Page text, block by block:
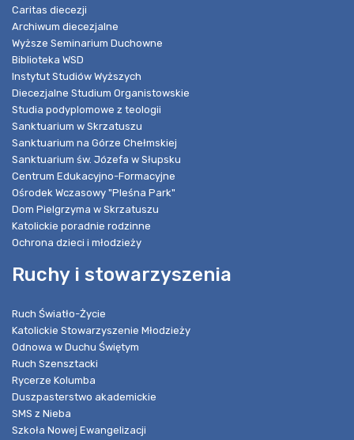
Caritas diecezji
Archiwum diecezjalne
Wyższe Seminarium Duchowne
Biblioteka WSD
Instytut Studiów Wyższych
Diecezjalne Studium Organistowskie
Studia podyplomowe z teologii
Sanktuarium w Skrzatuszu
Sanktuarium na Górze Chełmskiej
Sanktuarium św. Józefa w Słupsku
Centrum Edukacyjno-Formacyjne
Ośrodek Wczasowy "Pleśna Park"
Dom Pielgrzyma w Skrzatuszu
Katolickie poradnie rodzinne
Ochrona dzieci i młodzieży
Ruchy i stowarzyszenia
Ruch Światło-Życie
Katolickie Stowarzyszenie Młodzieży
Odnowa w Duchu Świętym
Ruch Szensztacki
Rycerze Kolumba
Duszpasterstwo akademickie
SMS z Nieba
Szkoła Nowej Ewangelizacji